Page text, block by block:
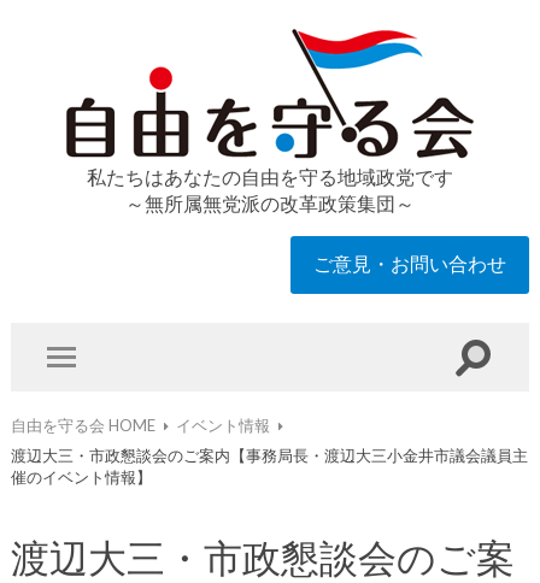
私たちはあなたの自由を守る地域政党です
～無所属無党派の改革政策集団～
ご意見・お問い合わせ
自由を守る会 HOME
イベント情報
渡辺大三・市政懇談会のご案内【事務局長・渡辺大三小金井市議会議員主
催のイベント情報】
渡辺大三・市政懇談会のご案